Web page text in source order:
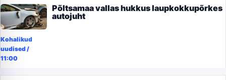
Põltsamaa vallas hukkus laupkokkupõrkes
autojuht
Kohalikud
uudised/
11:00